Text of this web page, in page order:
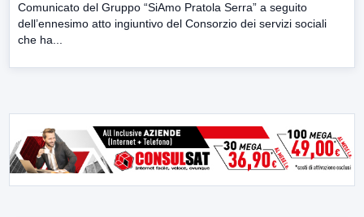
Comunicato del Gruppo “SiAmo Pratola Serra” a seguito
dell’ennesimo atto ingiuntivo del Consorzio dei servizi sociali
che ha...